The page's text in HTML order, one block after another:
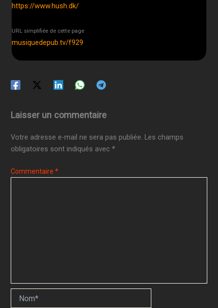
https://www.hush.dk/
URL simplifiée de cette page
musiquedepub.tv/f929
Laisser un commentaire
Votre adresse e-mail ne sera pas publiée. Les champs
obligatoires sont indiqués avec*
Commentaire*